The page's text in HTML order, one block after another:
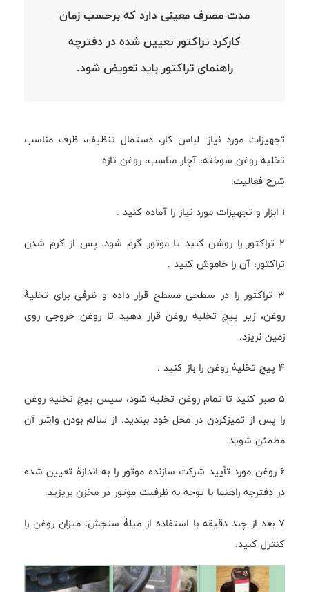
مدت مصرف معینی دارد که برحسب زمان
کارکرد تراکتور تعیین شده در دفترچه
راهنمای تراکتور باید تعویض شود.
تجهیزات مورد نیاز: لباس کار، دستمال تنظیف، ظرف مناسب
تخلیه روغن سوخته، آچار مناسب، روغن تازه
شرح فعالیت:
1 ابزار و تجهیزات مورد نیاز را آماده کنید .
2 تراکتور را روشن کنید تا موتور گرم شود. پس از گرم شدن
تراکتور، آن را خاموش کنید .
3 تراکتور را در سطحی مسطح قرار داده و ظرفی برای تخلیۀ
روغن، زیر پیچ تخلیه روغن قرار دهید تا روغن خروجی روی
زمین نریزد.
4 پیچ تخلیۀ روغن را باز کنید .
5 صبر کنید تا تمام روغن تخلیه شود، سپس پیچ تخلیه روغن
را پس از تمیزکردن در محل خود ببندید. از سالم بودن واشر آن
مطمئن شوید.
6 روغن مورد تأیید شرکت سازنده موتور را به اندازۀ تعیین شده
در دفترچه راهنما با توجه به ظرفیت موتور در مخزن بریزید.
7 بعد از چند دقیقه با استفاده از میلۀ سنجش، میزان روغن را
کنترل کنید.